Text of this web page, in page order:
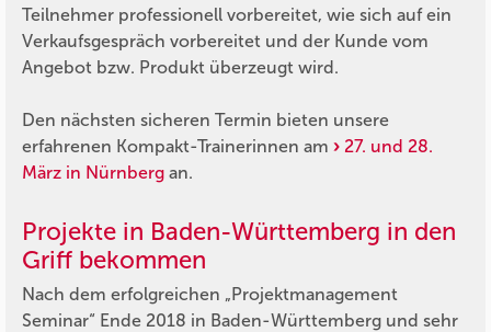
Teilnehmer professionell vorbereitet, wie sich auf ein
Verkaufsgespräch vorbereitet und der Kunde vom
Angebot bzw. Produkt überzeugt wird.
Den nächsten sicheren Termin bieten unsere
erfahrenen Kompakt-Trainerinnen am
27. und 28.
März in Nürnberg an.
Projekte in Baden-Württemberg in den
Griff bekommen
Nach dem erfolgreichen „Projektmanagement
Seminar“ Ende 2018 in Baden-Württemberg und sehr